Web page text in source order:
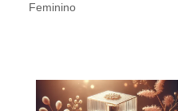
Feminino